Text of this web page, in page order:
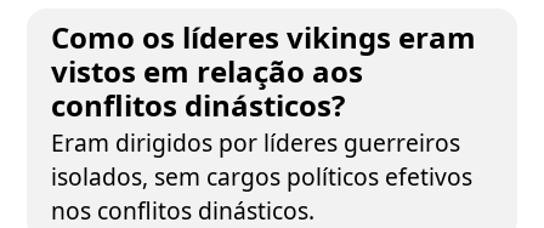
Como os líderes vikings eram
vistos em relação aos
conflitos dinásticos?
Eram dirigidos por líderes guerreiros
isolados, sem cargos políticos efetivos
nos conflitos dinásticos.